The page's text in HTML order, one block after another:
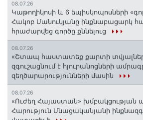
08.07.26
️Կաթողիկոսի և 6 եպիսկոպոսների
Հակոբ Մանուկյանը ինքնաբացարկ
հրաժարվեց գործը քննելուց
08.07.26
«Շտապ հաստատեք քարտի
զգուշացնում է հյուրանոցների
զեղծարարությունների մասին
08.07.26
«Ուժեղ Հայաստան»
Հարություն Մնացականյանի